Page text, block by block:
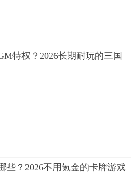
特权？2026长期耐玩的三国
些？2026不用氪金的卡牌游戏